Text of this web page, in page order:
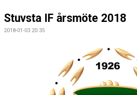
ÅRSMÖTE
UTMÄRKELSER STUVSTA IF
Stuvsta IF årsmöte 2018
2018-01-03 20:35